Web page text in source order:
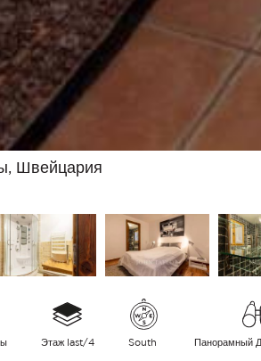
Швейцария
Этаж last/4 South Панорамный